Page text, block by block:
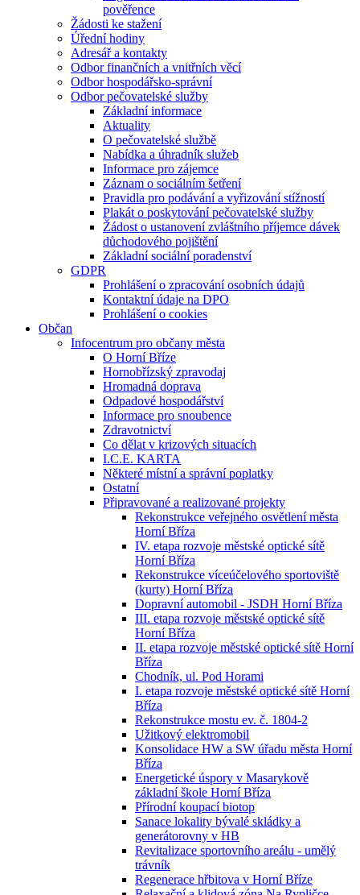
pověřence
Žádosti ke stažení
Úřední hodiny
Adresář a kontakty
Odbor finančních a vnitřních věcí
Odbor hospodářsko-správní
Odbor pečovatelské služby
Základní informace
Aktuality
O pečovatelské službě
Nabídka a úhradník služeb
Informace pro zájemce
Záznam o sociálním šetření
Pravidla pro podávání a vyřizování stížností
Plakát o poskytování pečovatelské služby
Žádost o ustanovení zvláštního příjemce dávek
důchodového pojištění
Základní sociální poradenství
GDPR
Prohlášení o zpracování osobních údajů
Kontaktní údaje na DPO
Prohlášení o cookies
Občan
Infocentrum pro občany města
O Horní Bříze
Hornobřízský zpravodaj
Hromadná doprava
Odpadové hospodářství
Informace pro snoubence
Zdravotnictví
Co dělat v krizových situacích
I.C.E. KARTA
Některé místní a správní poplatky
Ostatní
Připravované a realizované projekty
Rekonstrukce veřejného osvětlení města
Horní Bříza
IV. etapa rozvoje městské optické sítě
Horní Bříza
Rekonstrukce víceúčelového sportoviště
(kurty) Horní Bříza
Dopravní automobil - JSDH Horní Bříza
III. etapa rozvoje městské optické sítě
Horní Bříza
II. etapa rozvoje městské optické sítě Horní
Bříza
Chodník, ul. Pod Horami
I. etapa rozvoje městské optické sítě Horní
Bříza
Rekonstrukce mostu ev. č. 1804-2
Užitkový elektromobil
Konsolidace HW a SW úřadu města Horní
Bříza
Energetické úspory v Masarykově
základní škole Horní Bříza
Přírodní koupací biotop
Sanace lokality bývalé skládky a
generátorovny v HB
Revitalizace sportovního areálu - umělý
trávník
Regenerace hřbitova v Horní Bříze